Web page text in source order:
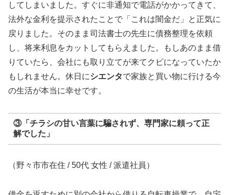
してしまいました。すぐに非通知で電話がかかってきて、
法外な金利を提示されたことで「これは闇金だ」と正気に
戻りました。そのまま司法書士の先生に債務整理を依頼
し、将来利息をカットしてもらえました。もしあのまま借
りていたら、会社にも取り立てが来てクビになっていたか
もしれません。休日にシエンタで家族と買い物に行ける今
の生活が本当に幸せです。
③「チラシの甘い言葉に騙されず、専門家に頼って正
解でした」
（野々市市在住 / 50代 女性 / 派遣社員）